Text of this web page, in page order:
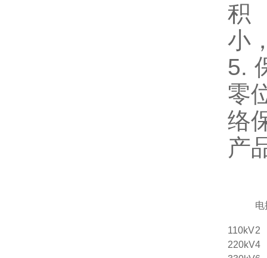
积
小
5.
零
络
产
电
110kV2
220kV4